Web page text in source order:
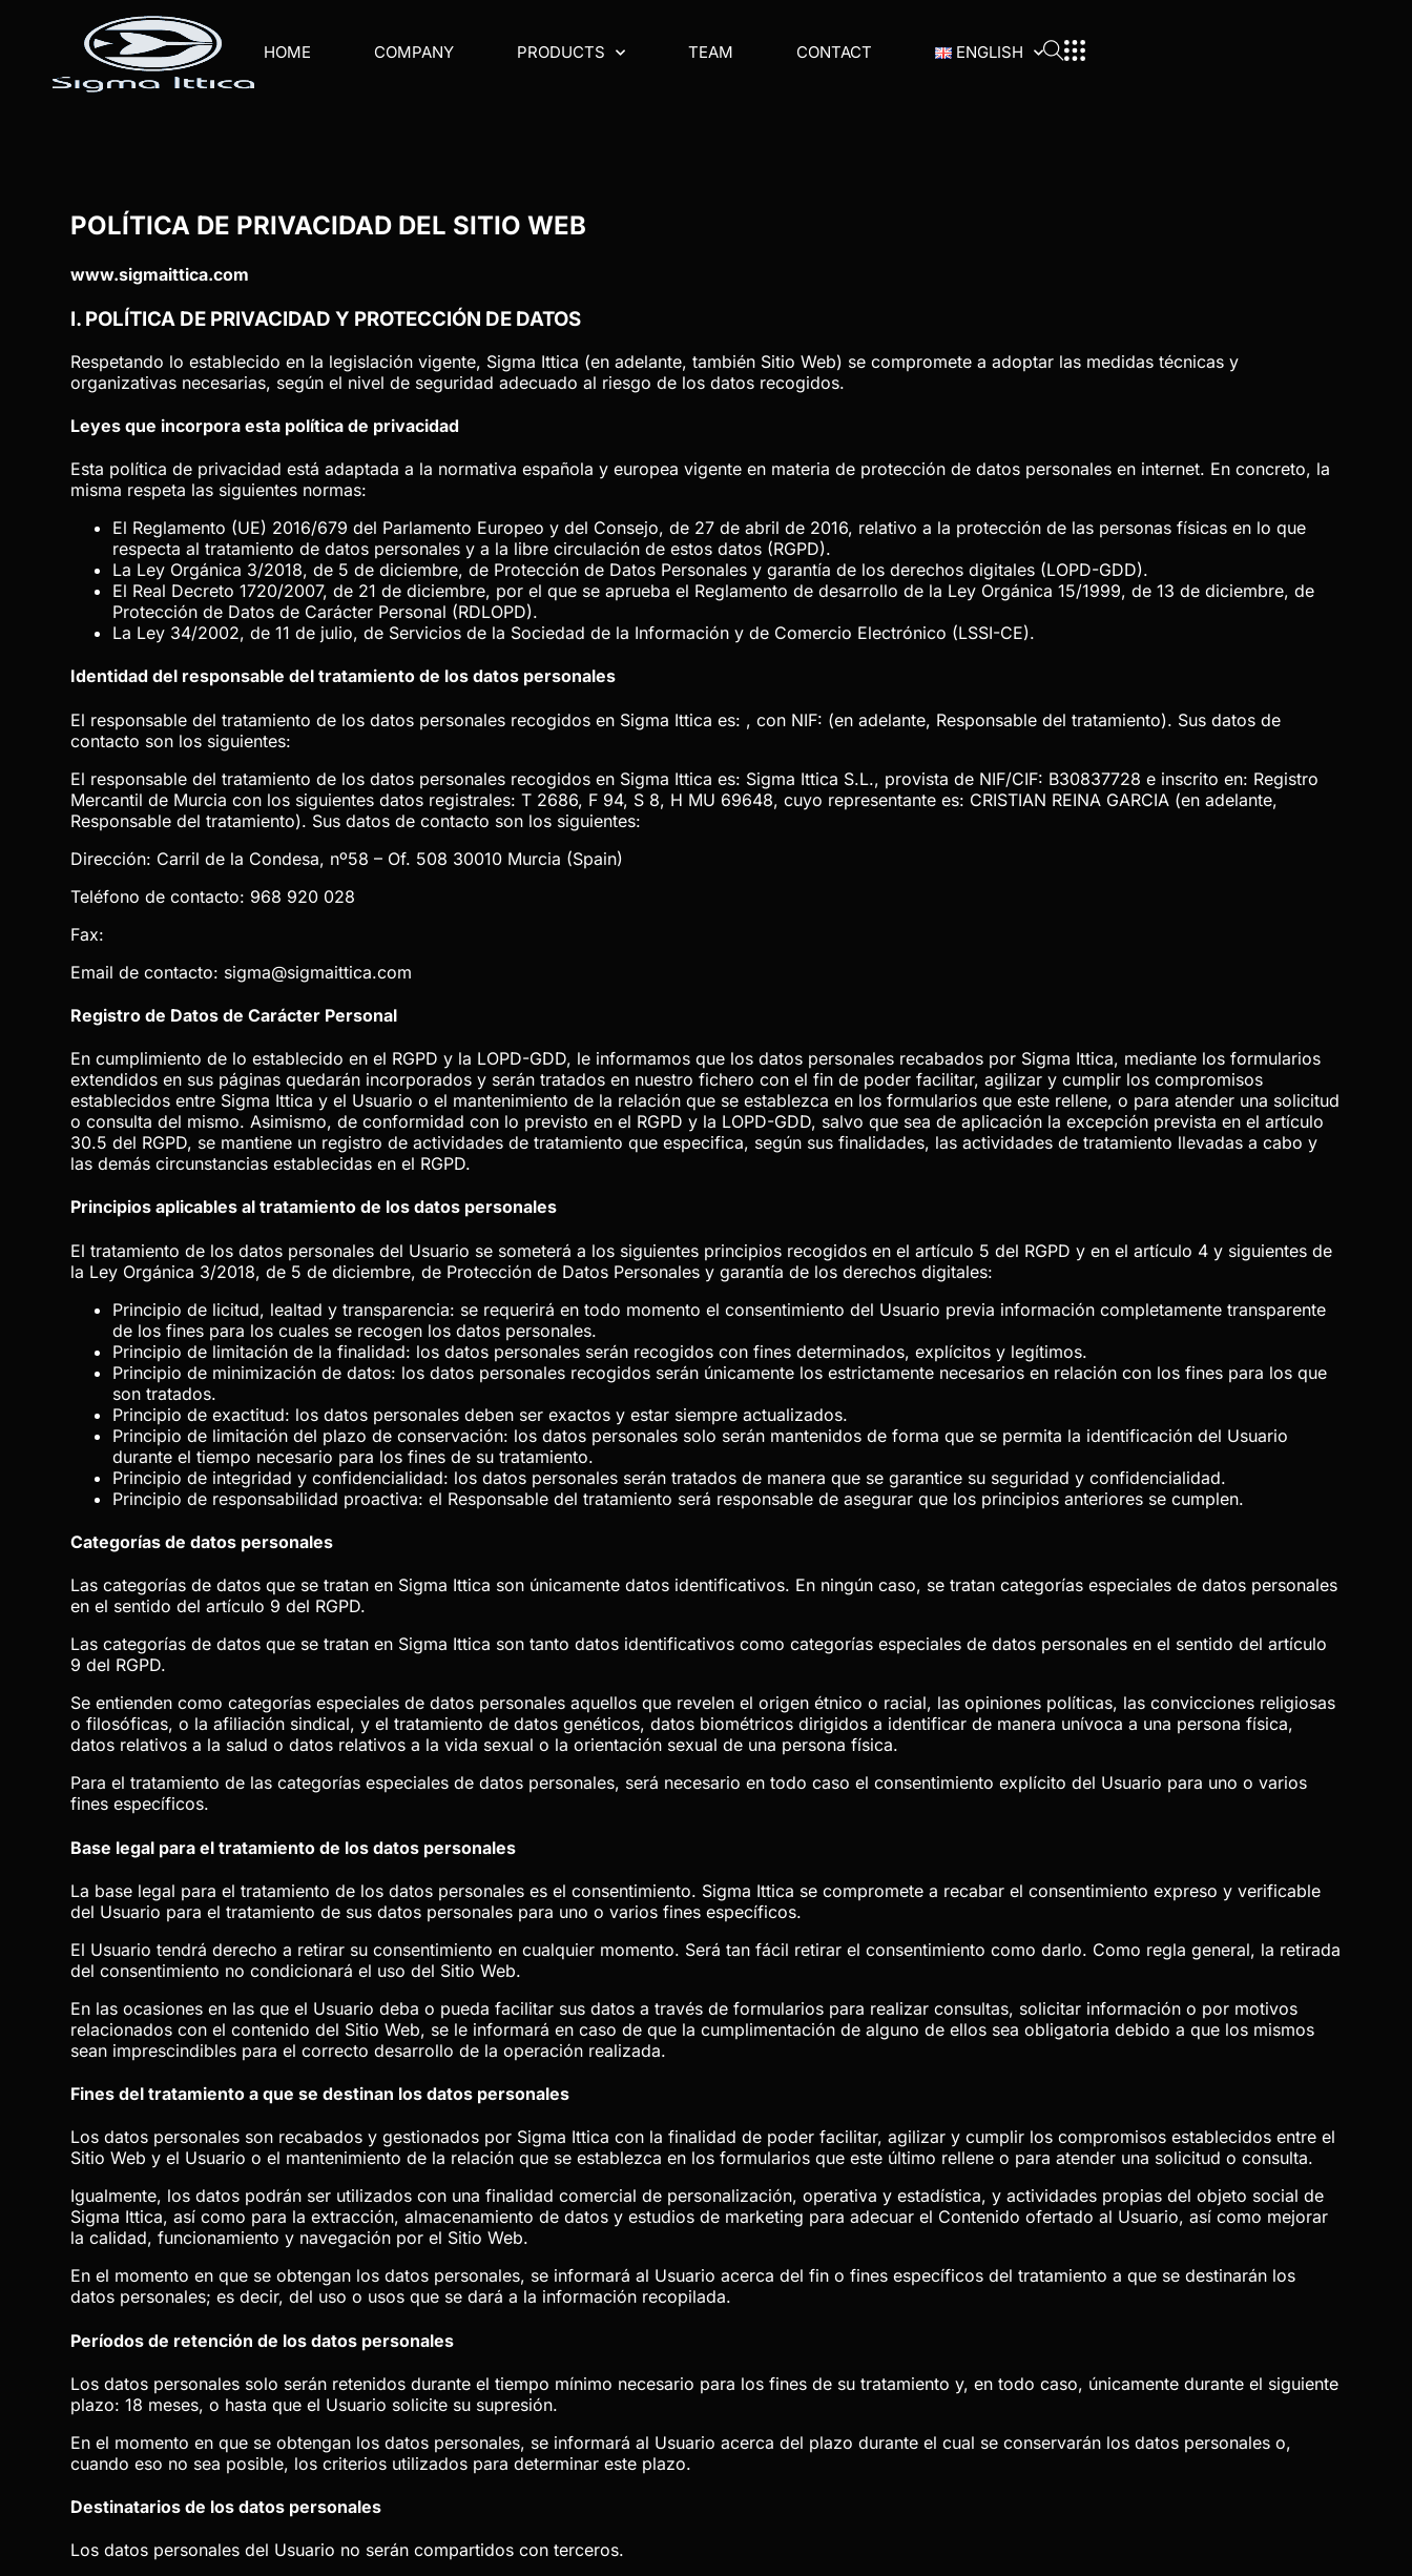
HOME COMPANY PRODUCTS TEAM CONTACT ENGLISH
POLÍTICA DE PRIVACIDAD DEL SITIO WEB
www.sigmaittica.com
I. POLÍTICA DE PRIVACIDAD Y PROTECCIÓN DE DATOS
Respetando lo establecido en la legislación vigente, Sigma Ittica (en adelante, también Sitio Web) se compromete a adoptar las medidas técnicas y
organizativas necesarias, según el nivel de seguridad adecuado al riesgo de los datos recogidos.
Leyes que incorpora esta política de privacidad
Esta política de privacidad está adaptada a la normativa española y europea vigente en materia de protección de datos personales en internet. En concreto, la
misma respeta las siguientes normas:
El Reglamento (UE) 2016/679 del Parlamento Europeo y del Consejo, de 27 de abril de 2016, relativo a la protección de las personas físicas en lo que
respecta al tratamiento de datos personales y a la libre circulación de estos datos (RGPD).
La Ley Orgánica 3/2018, de 5 de diciembre, de Protección de Datos Personales y garantía de los derechos digitales (LOPD-GDD).
El Real Decreto 1720/2007, de 21 de diciembre, por el que se aprueba el Reglamento de desarrollo de la Ley Orgánica 15/1999, de 13 de diciembre, de
Protección de Datos de Carácter Personal (RDLOPD).
La Ley 34/2002, de 11 de julio, de Servicios de la Sociedad de la Información y de Comercio Electrónico (LSSI-CE).
Identidad del responsable del tratamiento de los datos personales
El responsable del tratamiento de los datos personales recogidos en Sigma Ittica es: , con NIF: (en adelante, Responsable del tratamiento). Sus datos de
contacto son los siguientes:
El responsable del tratamiento de los datos personales recogidos en Sigma Ittica es: Sigma Ittica S.L., provista de NIF/CIF: B30837728 e inscrito en: Registro
Mercantil de Murcia con los siguientes datos registrales:T 2686, F 94, S 8, H MU 69648, cuyo representante es: CRISTIAN REINA GARCIA (en adelante,
Responsable del tratamiento). Sus datos de contacto son los siguientes:
Dirección: Carril de la Condesa, nº58 – Of. 508 30010 Murcia (Spain)
Teléfono de contacto: 968 920 028
Fax:
Email de contacto: sigma@sigmaittica.com
Registro de Datos de Carácter Personal
En cumplimiento de lo establecido en el RGPD y la LOPD-GDD, le informamos que los datos personales recabados por Sigma Ittica, mediante los formularios
extendidos en sus páginas quedarán incorporados y serán tratados en nuestro fichero con el fin de poder facilitar, agilizar y cumplir los compromisos
establecidos entre Sigma Ittica y el Usuario o el mantenimiento de la relación que se establezca en los formularios que este rellene, o para atender una solicitud
o consulta del mismo. Asimismo, de conformidad con lo previsto en el RGPD y la LOPD-GDD, salvo que sea de aplicación la excepción prevista en el artículo
30.5 del RGPD, se mantiene un registro de actividades de tratamiento que especifica, según sus finalidades, las actividades de tratamiento llevadas a cabo y
las demás circunstancias establecidas en el RGPD.
Principios aplicables al tratamiento de los datos personales
El tratamiento de los datos personales del Usuario se someterá a los siguientes principios recogidos en el artículo 5 del RGPD y en el artículo 4 y siguientes de
la Ley Orgánica 3/2018, de 5 de diciembre, de Protección de Datos Personales y garantía de los derechos digitales:
Principio de licitud, lealtad y transparencia: se requerirá en todo momento el consentimiento del Usuario previa información completamente transparente
de los fines para los cuales se recogen los datos personales.
Principio de limitación de la finalidad: los datos personales serán recogidos con fines determinados, explícitos y legítimos.
Principio de minimización de datos: los datos personales recogidos serán únicamente los estrictamente necesarios en relación con los fines para los que
son tratados.
Principio de exactitud: los datos personales deben ser exactos y estar siempre actualizados.
Principio de limitación del plazo de conservación: los datos personales solo serán mantenidos de forma que se permita la identificación del Usuario
durante el tiempo necesario para los fines de su tratamiento.
Principio de integridad y confidencialidad: los datos personales serán tratados de manera que se garantice su seguridad y confidencialidad.
Principio de responsabilidad proactiva: el Responsable del tratamiento será responsable de asegurar que los principios anteriores se cumplen.
Categorías de datos personales
Las categorías de datos que se tratan en Sigma Ittica son únicamente datos identificativos. En ningún caso, se tratan categorías especiales de datos personales
en el sentido del artículo 9 del RGPD.
Las categorías de datos que se tratan en Sigma Ittica son tanto datos identificativos como categorías especiales de datos personales en el sentido del artículo
9 del RGPD.
Se entienden como categorías especiales de datos personales aquellos que revelen el origen étnico o racial, las opiniones políticas, las convicciones religiosas
o filosóficas, o la afiliación sindical, y el tratamiento de datos genéticos, datos biométricos dirigidos a identificar de manera unívoca a una persona física,
datos relativos a la salud o datos relativos a la vida sexual o la orientación sexual de una persona física.
Para el tratamiento de las categorías especiales de datos personales, será necesario en todo caso el consentimiento explícito del Usuario para uno o varios
fines específicos.
Base legal para el tratamiento de los datos personales
La base legal para el tratamiento de los datos personales es el consentimiento. Sigma Ittica se compromete a recabar el consentimiento expreso y verificable
del Usuario para el tratamiento de sus datos personales para uno o varios fines específicos.
El Usuario tendrá derecho a retirar su consentimiento en cualquier momento. Será tan fácil retirar el consentimiento como darlo. Como regla general, la retirada
del consentimiento no condicionará el uso del Sitio Web.
En las ocasiones en las que el Usuario deba o pueda facilitar sus datos a través de formularios para realizar consultas, solicitar información o por motivos
relacionados con el contenido del Sitio Web, se le informará en caso de que la cumplimentación de alguno de ellos sea obligatoria debido a que los mismos
sean imprescindibles para el correcto desarrollo de la operación realizada.
Fines del tratamiento a que se destinan los datos personales
Los datos personales son recabados y gestionados por Sigma Ittica con la finalidad de poder facilitar, agilizar y cumplir los compromisos establecidos entre el
Sitio Web y el Usuario o el mantenimiento de la relación que se establezca en los formularios que este último rellene o para atender una solicitud o consulta.
Igualmente, los datos podrán ser utilizados con una finalidad comercial de personalización, operativa y estadística, y actividades propias del objeto social de
Sigma Ittica, así como para la extracción, almacenamiento de datos y estudios de marketing para adecuar el Contenido ofertado al Usuario, así como mejorar
la calidad, funcionamiento y navegación por el Sitio Web.
En el momento en que se obtengan los datos personales, se informará al Usuario acerca del fin o fines específicos del tratamiento a que se destinarán los
datos personales; es decir, del uso o usos que se dará a la información recopilada.
Períodos de retención de los datos personales
Los datos personales solo serán retenidos durante el tiempo mínimo necesario para los fines de su tratamiento y, en todo caso, únicamente durante el siguiente
plazo:18 meses, o hasta que el Usuario solicite su supresión.
En el momento en que se obtengan los datos personales, se informará al Usuario acerca del plazo durante el cual se conservarán los datos personales o,
cuando eso no sea posible, los criterios utilizados para determinar este plazo.
Destinatarios de los datos personales
Los datos personales del Usuario no serán compartidos con terceros.